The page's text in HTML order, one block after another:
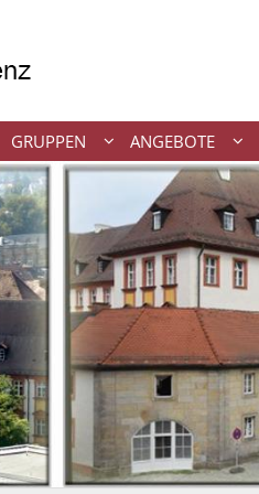
GRUPPEN ANGEBOTE